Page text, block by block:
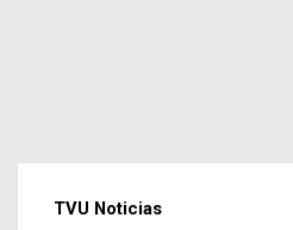
TVU Noticias